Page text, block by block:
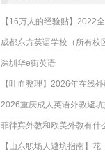
成都东方英语学校（所有校
深圳华e街英语